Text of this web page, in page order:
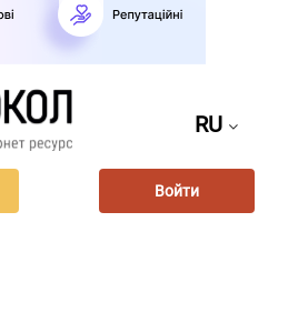
RU
Войти